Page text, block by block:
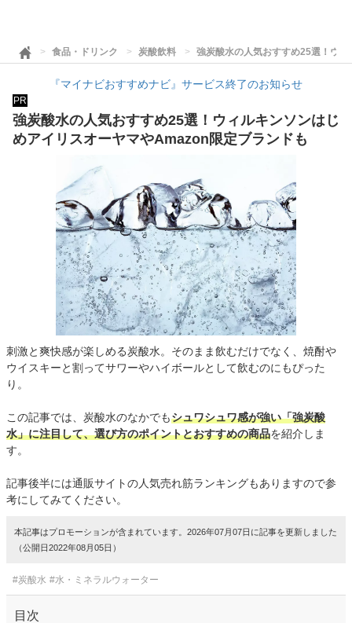
食品・ドリンク 炭酸飲料 強炭酸水の人気おすすめ25選！ウ
『マイナビおすすめナビ』サービス終了のお知らせ
PR
強炭酸水の人気おすすめ25選！ウィルキンソンはじ
めアイリスオーヤマやAmazon限定ブランドも
刺激と爽快感が楽しめる炭酸水。そのまま飲むだけでなく、焼酎や
ウイスキーと割ってサワーやハイボールとして飲むのにもぴった
り。
この記事では、炭酸水のなかでもシュワシュワ感が強い「強炭酸
水」に注目して、選び方のポイントとおすすめの商品を紹介しま
す。
記事後半には通販サイトの人気売れ筋ランキングもありますので参
考にしてみてください。
本記事はプロモーションが含まれています。2026年07月07日に記事を更新しました
（公開日2022年08月05日）
#炭酸水 #水・ミネラルウォーター
目次